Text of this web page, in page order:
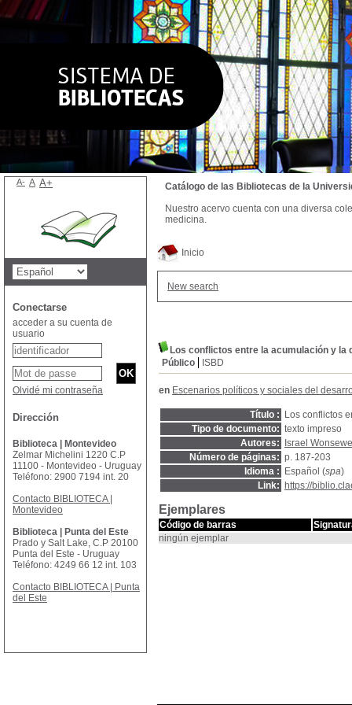
Inicio
New search
Los conflictos entre la acumulación y la
Público
ISBD
en Escenarios políticos y sociales del
Título :
Los conflictos
Tipo de documento: texto impreso
Autores:
Israel
Número de páginas: p. 187-203
Idioma :
Español (spa)
Link:
https://
Ejemplares
Código de barras
ningún ejemplar
Catálogo de las Bibliotecas de la
Nuestro acervo cuenta con una diversa
medicina.
A- A A+
Conectarse
acceder a su cuenta de
usuario
Olvidé mi contraseña
Dirección
Biblioteca | Montevideo
Zelmar Michelini 1220 C.P
11100 - Montevideo - Uruguay
Teléfono: 2900 7194 int. 20
Contacto BIBLIOTECA |
Montevideo
Biblioteca | Punta del Este
Prado y Salt Lake, C.P 20100
Punta del Este - Uruguay
Teléfono: 4249 66 12 int. 103
Contacto BIBLIOTECA | Punta
del Este